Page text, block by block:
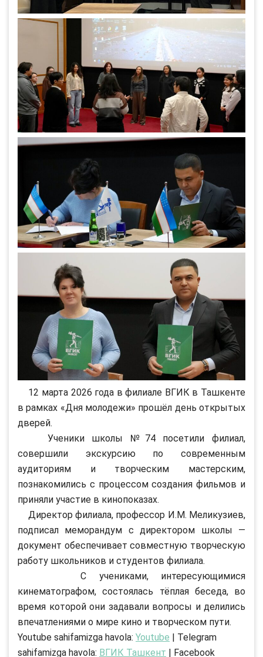
12 марта 2026 года в филиале ВГИК в Ташкенте
в рамках «Дня молодежи» прошёл день открытых
дверей.
Ученики школы №74 посетили филиал,
совершили экскурсию по современным
аудиториям и творческим мастерским,
познакомились с процессом создания фильмов и
приняли участие в кинопоказах.
Директор филиала, профессор И.М. Меликузиев,
подписал меморандум с директором школы —
документ обеспечивает совместную творческую
работу школьников и студентов филиала.
С учениками, интересующимися
кинематографом, состоялась тёплая беседа, во
время которой они задавали вопросы и делились
впечатлениями о мире кино и творческом пути.
Youtube sahifamizga havola: Youtube | Telegram
sahifamizga havola: ВГИК Ташкент | Facebook